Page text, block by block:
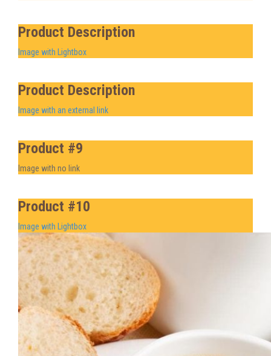
Product Description
Image with Lightbox
Product Description
Image with an external link
Product #9
Image with no link
Product #10
Image with Lightbox